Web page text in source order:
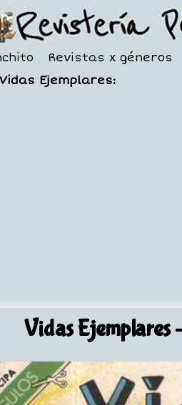
Revistas x géneros
Ejemplares:
Vidas Ejemplares-